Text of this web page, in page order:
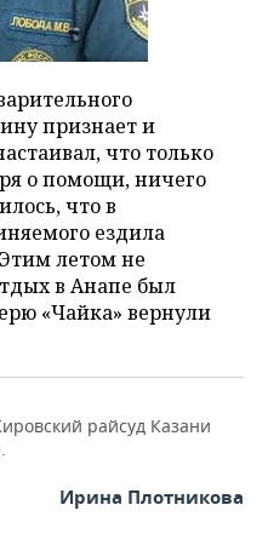
признает и
что только
о помощи, ничего
что в
ездила
летом не
в Анапе был
«Чайка» вернули
райсуд Казани
Ирина Плотникова